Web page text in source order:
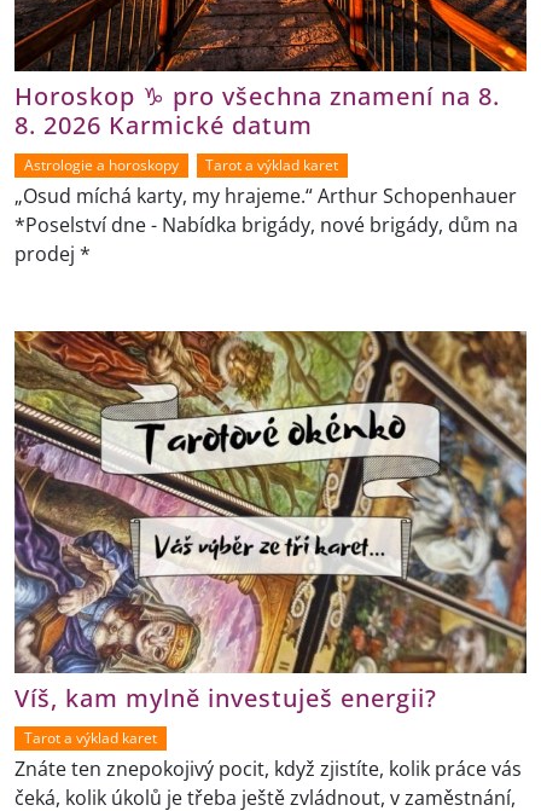
Horoskop ♑ pro všechna znamení na 8.
8. 2026 Karmické datum
Astrologie a horoskopy Tarot a výklad karet
„Osud míchá karty, my hrajeme.“ Arthur Schopenhauer
*Poselství dne - Nabídka brigády, nové brigády, dům na
prodej *
Víš, kam mylně investuješ energii?
Tarot a výklad karet
Znáte ten znepokojivý pocit, když zjistíte, kolik práce vás
čeká, kolik úkolů je třeba ještě zvládnout, v zaměstnání,